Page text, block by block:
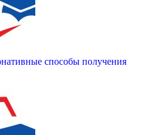
способы получения